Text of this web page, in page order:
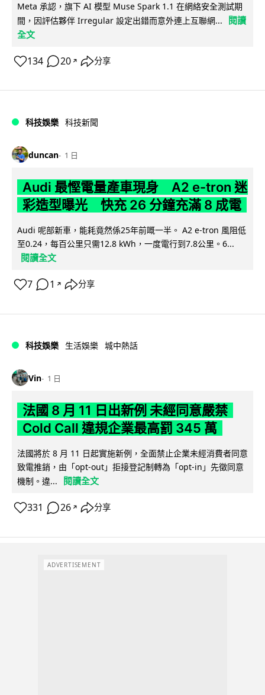
Meta 承認，旗下 AI 模型 Muse Spark 1.1 在網絡安全測試期
間，因評估夥伴 Irregular 設定出錯而意外連上互聯網...
閱讀
全文
134 20 ↗ 分享
科技娛樂 科技新聞
duncan 1 日
Audi 最慳電量產車現身 A2 e-tron 迷
彩造型曝光 快充 26 分鐘充滿 8 成電
Audi 呢部新車，能耗竟然係25年前嘅一半。 A2 e-tron 風阻低
至0.24，每百公里只需12.8 kWh，一度電行到7.8公里。6...
閱讀全文
7 1 ↗ 分享
科技娛樂 生活娛樂 城中熱話
Vin 1 日
法國 8 月 11 日出新例 未經同意嚴禁
Cold Call 違規企業最高罰 345 萬
法國將於 8 月 11 日起實施新例，全面禁止企業未經消費者同意
致電推銷，由「opt-out」拒接登記制轉為「opt-in」先徵同意
機制。違...
閱讀全文
331 26 ↗ 分享
ADVERTISEMENT